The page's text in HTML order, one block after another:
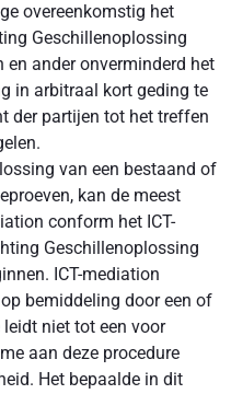
overeenkomstig het
Geschillenoplossing
en ander onverminderd het
in arbitraal kort geding te
der partijen tot het treffen
van een bestaand of
kan de meest
conform het ICT-
Geschillenoplossing
ICT-mediation
bemiddeling door een of
niet tot een voor
aan deze procedure
Het bepaalde in dit